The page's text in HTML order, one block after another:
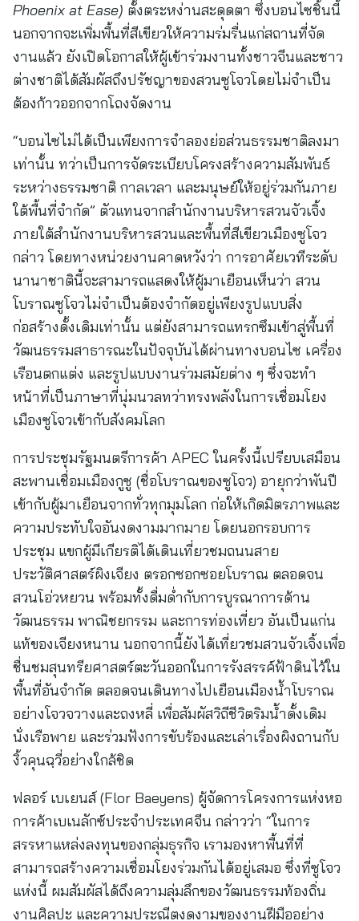
Phoenix at Ease) ตั้งตระหง่านสะดุดตา ซึ่งบอนไซชิ้นนี้
นอกจากจะเพิ่มพื้นที่สีเขียวให้ความร่มรื่นแก่สถานที่จัด
งานแล้ว ยังเปิดโอกาสให้ผู้เข้าร่วมงานทั้งชาวจีนและชาว
ต่างชาติได้สัมผัสถึงปรัชญาของสวนซูโจวโดยไม่จำเป็น
ต้องก้าวออกจากโถงจัดงาน
“บอนไซไม่ได้เป็นเพียงการจำลองย่อส่วนธรรมชาติลงมา
เท่านั้น ทว่าเป็นการจัดระเบียบโครงสร้างความสัมพันธ์
ระหว่างธรรมชาติ กาลเวลา และมนุษย์ให้อยู่ร่วมกันภาย
ใต้พื้นที่จำกัด” ตัวแทนจากสำนักงานบริหารสวนจัวเจิ้ง
ภายใต้สำนักงานบริหารสวนและพื้นที่สีเขียวเมืองซูโจว
กล่าว โดยทางหน่วยงานคาดหวังว่า การอาศัยเวทีระดับ
นานาชาตินี้จะสามารถแสดงให้ผู้มาเยือนเห็นว่า สวน
โบราณซูโจวไม่จำเป็นต้องจำกัดอยู่เพียงรูปแบบสิ่ง
ก่อสร้างดั้งเดิมเท่านั้น แต่ยังสามารถแทรกซึมเข้าสู่พื้นที่
วัฒนธรรมสาธารณะในปัจจุบันได้ผ่านทางบอนไซ เครื่อง
เรือนตกแต่ง และรูปแบบงานร่วมสมัยต่าง ๆ ซึ่งจะทำ
หน้าที่เป็นภาษาที่นุ่มนวลทว่าทรงพลังในการเชื่อมโยง
เมืองซูโจวเข้ากับสังคมโลก
การประชุมรัฐมนตรีการค้า APEC ในครั้งนี้เปรียบเสมือน
สะพานเชื่อมเมืองกูซู (ชื่อโบราณของซูโจว) อายุกว่าพันปี
เข้ากับผู้มาเยือนจากทั่วทุกมุมโลก ก่อให้เกิดมิตรภาพและ
ความประทับใจอันงดงามมากมาย โดยนอกรอบการ
ประชุม แขกผู้มีเกียรติได้เดินเที่ยวชมถนนสาย
ประวัติศาสตร์ผิงเจียง ตรอกซอกซอยโบราณ ตลอดจน
สวนโอ่วหยวน พร้อมทั้งดื่มด่ำกับการบูรณาการด้าน
วัฒนธรรม พาณิชยกรรม และการท่องเที่ยว อันเป็นแก่น
แท้ของเจียงหนาน นอกจากนี้ยังได้เที่ยวชมสวนจัวเจิ้งเพื่อ
ชื่นชมสุนทรียศาสตร์ตะวันออกในการรังสรรค์ฟ้าดินไว้ใน
พื้นที่อันจำกัด ตลอดจนเดินทางไปเยือนเมืองน้ำโบราณ
อย่างโจวจวางและถงหลี่ เพื่อสัมผัสวิถีชีวิตริมน้ำดั้งเดิม
นั่งเรือพาย และร่วมฟังการขับร้องและเล่าเรื่องผิงถานกับ
งิ้วคุนฉฺวี่อย่างใกล้ชิด
ฟลอร์ เบเยนส์ (Flor Baeyens) ผู้จัดการโครงการแห่งหอ
การค้าเบเนลักซ์ประจำประเทศจีน กล่าวว่า “ในการ
สรรหาแหล่งลงทุนของกลุ่มธุรกิจ เรามองหาพื้นที่ที่
สามารถสร้างความเชื่อมโยงร่วมกันได้อยู่เสมอ ซึ่งที่ซูโจว
แห่งนี้ ผมสัมผัสได้ถึงความลุ่มลึกของวัฒนธรรมท้องถิ่น
งานศิลปะ และความประณีตงดงามของงานฝีมืออย่าง